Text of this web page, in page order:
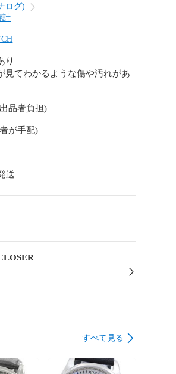
ログ)
計
り
見てわかるような傷や汚れがあ
品者負担)
が手配)
送
すべて見る